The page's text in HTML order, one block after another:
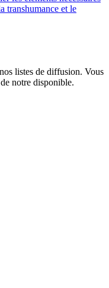
transhumance et le
listes de diffusion. Vous
notre disponible.